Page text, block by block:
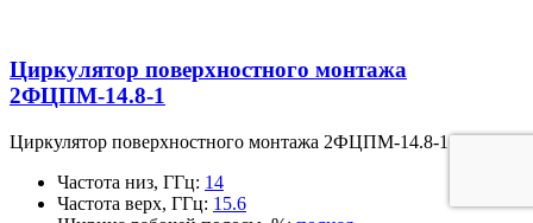
Циркулятор поверхностного монтажа
2ФЦПМ-14.8-1
Циркулятор поверхностного монтажа 2ФЦПМ-14.8-1
Частота низ, ГГц: 14
Частота верх, ГГц: 15.6